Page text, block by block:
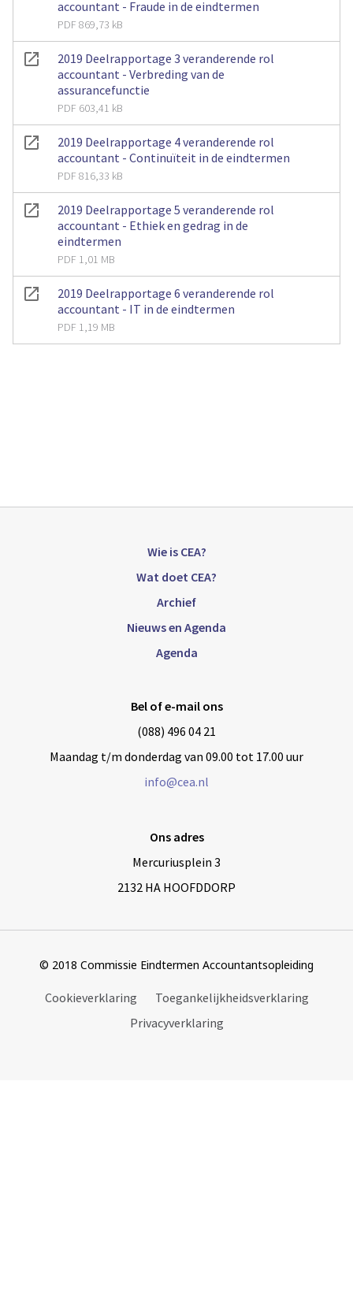
accountant - Fraude in de eindtermen
PDF 869,73 kB
2019 Deelrapportage 3 veranderende rol
accountant - Verbreding van de
assurancefunctie
PDF 603,41 kB
2019 Deelrapportage 4 veranderende rol
accountant - Continuïteit in de eindtermen
PDF 816,33 kB
2019 Deelrapportage 5 veranderende rol
accountant - Ethiek en gedrag in de
eindtermen
PDF 1,01 MB
2019 Deelrapportage 6 veranderende rol
accountant - IT in de eindtermen
PDF 1,19 MB
Wie is CEA?
Wat doet CEA?
Archief
Nieuws en Agenda
Agenda
Bel of e-mail ons
(088) 496 04 21
Maandag t/m donderdag van 09.00 tot 17.00 uur
info@cea.nl
Ons adres
Mercuriusplein 3
2132 HA HOOFDDORP
© 2018 Commissie Eindtermen Accountantsopleiding
Cookieverklaring
Toegankelijkheidsverklaring
Privacyverklaring